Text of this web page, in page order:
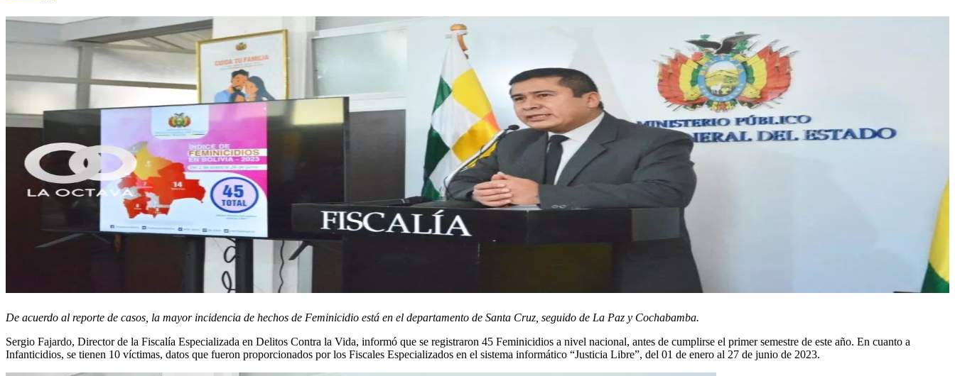
De acuerdo al reporte de casos, la mayor incidencia de hechos de Feminicidio está en el departamento de Santa Cruz, seguido de La Paz y Cochabamba.
Sergio Fajardo, Director de la Fiscalía Especializada en Delitos Contra la Vida, informó que se registraron 45 Feminicidios a nivel nacional, antes de cumplirse el primer semestre de este año. En cuanto a
Infanticidios, se tienen 10 víctimas, datos que fueron proporcionados por los Fiscales Especializados en el sistema informático “Justicia Libre”, del 01 de enero al 27 de junio de 2023.